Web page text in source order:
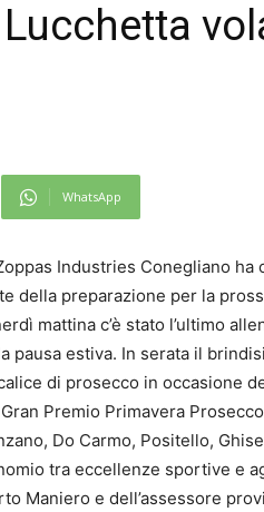
WhatsApp
Industries Conegliano ha
della preparazione per la
mattina c’è stato l’ultimo
pausa estiva. In serata il
di prosecco in occasione
Premio Primavera
Do Carmo, Positello,
tra eccellenze sportive e
Maniero e dell’assessore